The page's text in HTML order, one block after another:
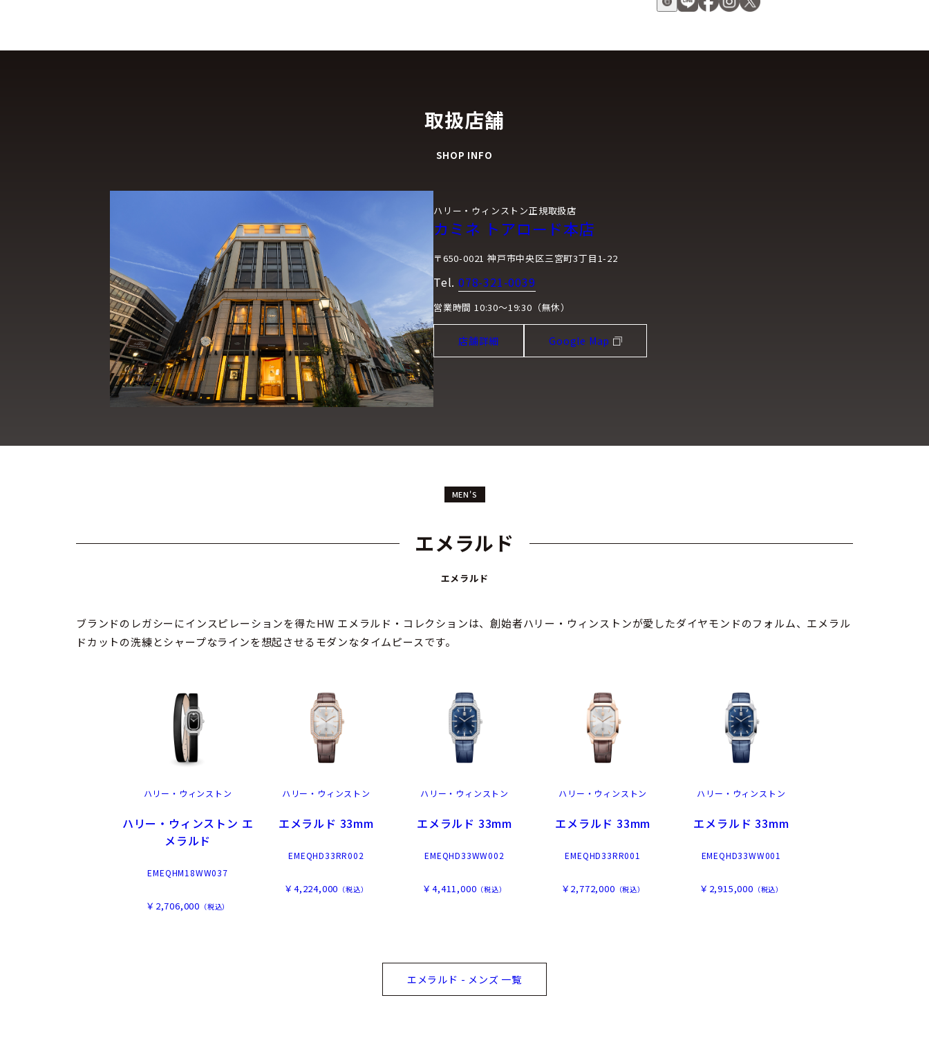
取扱店舗
SHOP INFO
ハリー・ウィンストン正規取扱店
カミネ トアロード本店
〒650-0021 神戸市中央区三宮町3丁目1-22
Tel. 078-321-0039
営業時間 10:30～19:30（無休）
店舗詳細 Google Map
MEN'S
エメラルド
エメラルド
ブランドのレガシーにインスピレーションを得たHW エメラルド・コレクションは、創始者ハリー・ウィンストンが愛したダイヤモンドのフォルム、エメラル
ドカットの洗練とシャープなラインを想起させるモダンなタイムピースです。
ハリー・ウィンストン
ハリー・ウィンストン エ
メラルド
EMEQHM18WW037
￥2,706,000 （税込）
ハリー・ウィンストン
エメラルド 33mm
EMEQHD33RR002
￥4,224,000 （税込）
ハリー・ウィンストン
エメラルド 33mm
EMEQHD33WW002
￥4,411,000 （税込）
ハリー・ウィンストン
エメラルド 33mm
EMEQHD33RR001
￥2,772,000 （税込）
ハリー・ウィンストン
エメラルド 33mm
EMEQHD33WW001
￥2,915,000 （税込）
エメラルド - メンズ 一覧